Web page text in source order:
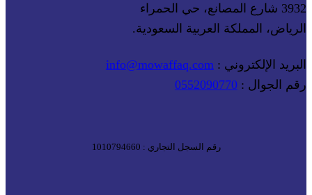
3932 شارع المصانع، حي الحمراء
الرياض، المملكة العربية السعودية.
البريد الإلكتروني : info@mowaffaq.com
رقم الجوال : 0552090770
رقم السجل التجاري : 1010794660